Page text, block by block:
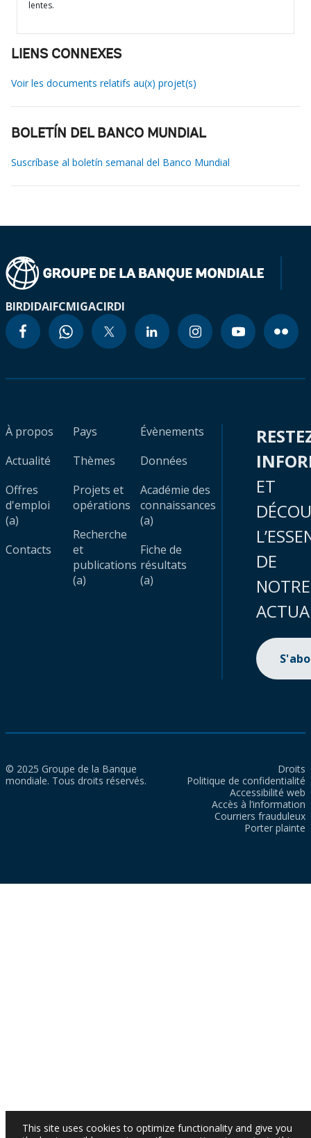
lentes.
LIENS CONNEXES
Voir les documents relatifs au(x) projet(s)
BOLETÍN DEL BANCO MUNDIAL
Suscríbase al boletín semanal del Banco Mundial
BIRDIDAIFCMIGACIRDI
À propos
Actualité
Offres
d'emploi
(a)
Contacts
Pays
Thèmes
Projets et
opérations
Recherche
et
publications
(a)
Évènements
Données
Académie des
connaissances
(a)
Fiche de
résultats
(a)
ET
DE
NOTRE
© 2025 Groupe de la Banque
mondiale. Tous droits réservés.
Droits
Politique de confidentialité
Accessibilité web
Accès à l’information
Courriers frauduleux
Porter plainte
This site uses cookies to optimize functionality and give you